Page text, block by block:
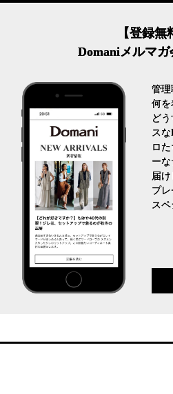
【登録無
Domaniメルマ
管理
何を
ど
ス
ロ
ー
届け
プ
ス